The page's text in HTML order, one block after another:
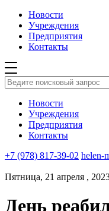
Новости
Учреждения
Предприятия
Контакты
Новости
Учреждения
Предприятия
Контакты
+7 (978) 817-39-02 helen-
Пятница, 21 апреля ,
День